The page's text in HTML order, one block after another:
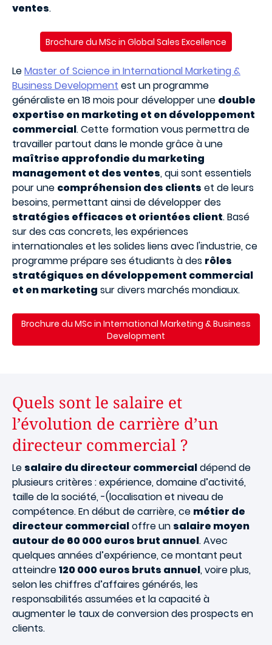
ventes.
Brochure du MSc in Global Sales Excellence
LeMaster of Science in International Marketing &
Business Development est un programme
généraliste en 18 mois pour développer une double
expertise en marketing et en développement
commercial. Cette formation vous permettra de
travailler partout dans le monde grâce à une
maîtrise approfondie du marketing
management et des ventes, qui sont essentiels
pour une compréhension des clients et de leurs
besoins, permettant ainsi de développer des
stratégies efficaces et orientées client. Basé
sur des cas concrets, les expériences
internationales et les solides liens avec l'industrie, ce
programme prépare ses étudiants à des rôles
stratégiques en développement commercial
et en marketing sur divers marchés mondiaux.
Brochure du MSc in International Marketing & Business
Development
Quels sont le salaire et
l’évolution de carrière d’un
directeur commercial ?
Le salaire du directeur commercialdépend de
plusieurs critères : expérience, domaine d’activité,
taille de la société, -(localisation et niveau de
compétence. En début de carrière, ce métier de
directeur commercialoffre un salaire moyen
autour de 60 000 euros brut annuel. Avec
quelques années d’expérience, ce montant peut
atteindre120 000 euros bruts annuel, voire plus,
selon les chiffres d’affaires générés, les
responsabilités assumées et la capacité à
augmenter le taux de conversion des prospects en
clients.